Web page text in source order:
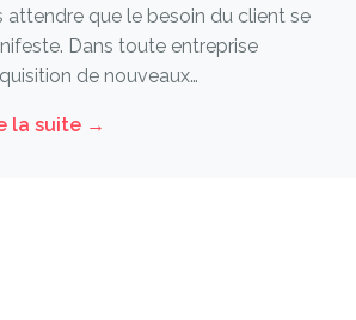
attendre que le besoin du client se
Dans toute entreprise
de nouveaux…
la suite →